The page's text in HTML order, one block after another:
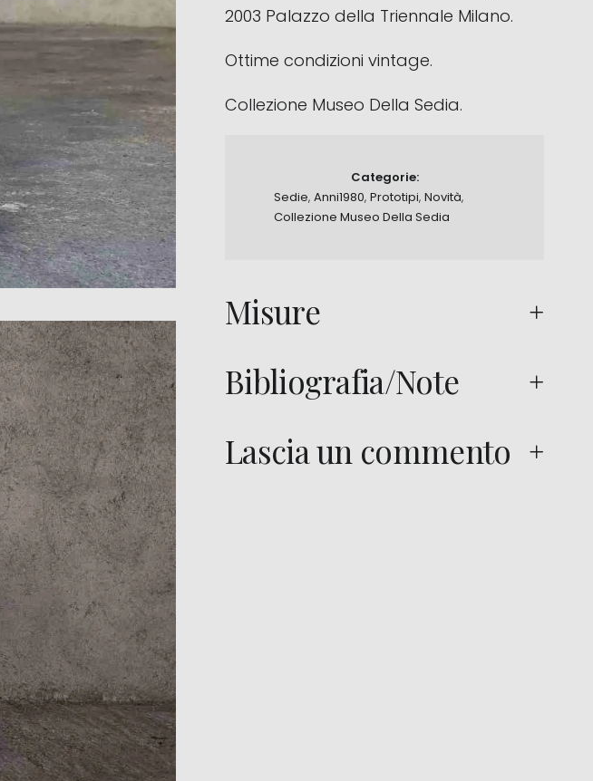
2003 Palazzo della Triennale Milano.
Ottime condizioni vintage.
Collezione Museo Della Sedia.
Categorie:
Sedie, Anni1980, Prototipi, Novità,
Collezione Museo Della Sedia
Misure
Bibliografia/Note
Lascia un commento